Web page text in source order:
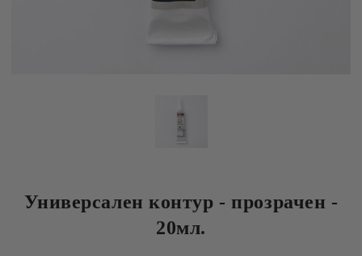
Универсален контур - прозрачен -
20мл.